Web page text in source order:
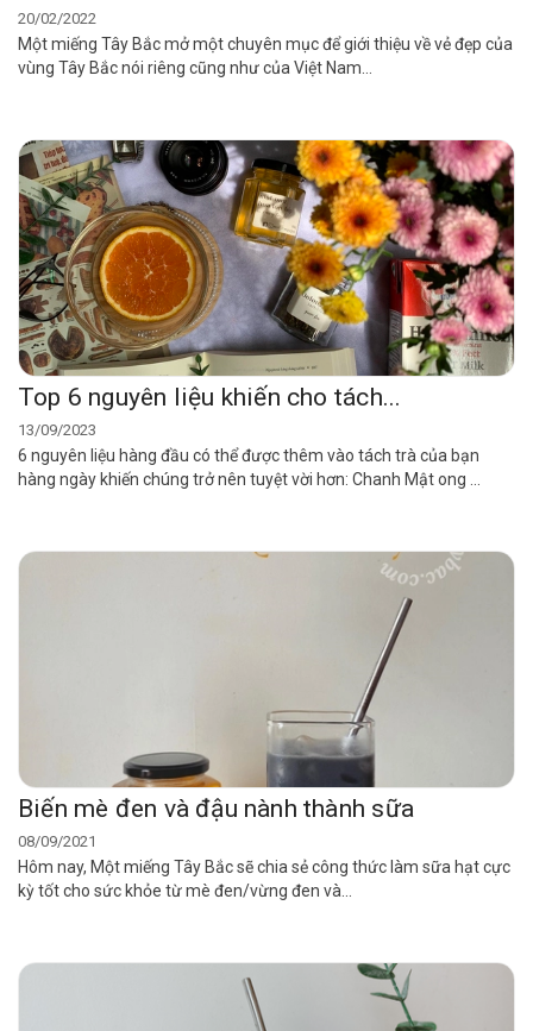
20/02/2022
Một miếng Tây Bắc mở một chuyên mục để giới thiệu về vẻ đẹp của
vùng Tây Bắc nói riêng cũng như của Việt Nam...
Top 6 nguyên liệu khiến cho tách...
13/09/2023
6 nguyên liệu hàng đầu có thể được thêm vào tách trà của bạn
hàng ngày khiến chúng trở nên tuyệt vời hơn: Chanh Mật ong ...
Biến mè đen và đậu nành thành sữa
08/09/2021
Hôm nay, Một miếng Tây Bắc sẽ chia sẻ công thức làm sữa hạt cực
kỳ tốt cho sức khỏe từ mè đen/vừng đen và...